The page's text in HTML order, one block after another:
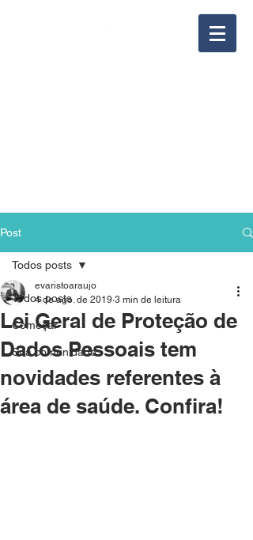
Post
Todos posts
Começar
Sua comunidade
Todos posts
Lei Geral de Proteção de
Dados Pessoais tem
novidades referentes à
área de saúde. Confira!
evaristoaraujo
4 de ago. de 2019 3 min de leitura